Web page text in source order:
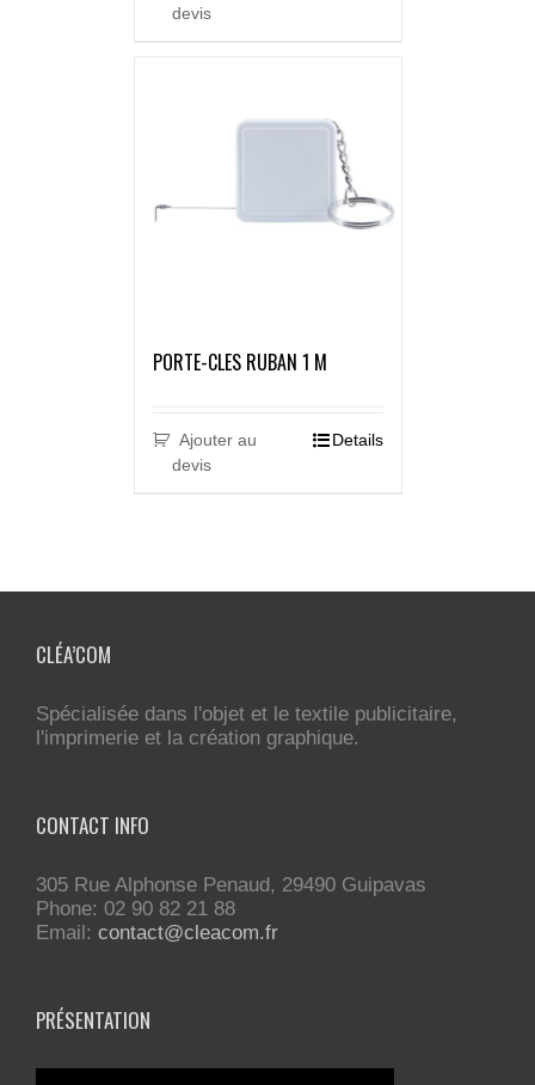
devis
PORTE-CLES RUBAN 1 M
Ajouter au
devis
Details
CLÉA’COM
Spécialisée dans l'objet et le textile publicitaire,
l'imprimerie et la création graphique.
CONTACT INFO
305 Rue Alphonse Penaud, 29490 Guipavas
Phone: 02 90 82 21 88
Email: contact@cleacom.fr
PRÉSENTATION